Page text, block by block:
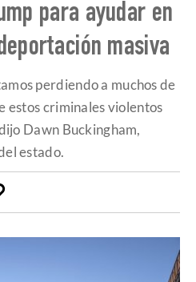
para ayudar en
masiva
perdiendo a muchos de
estos criminales violentos
Dawn Buckingham,
estado.